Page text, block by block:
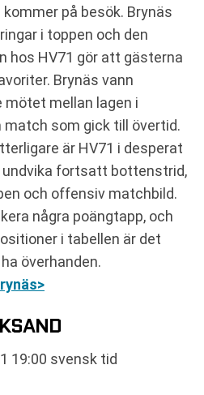
på besök. Brynäs
i toppen och den
hos HV71 gör att gästerna
Brynäs vann
mellan lagen i
som gick till övertid.
är HV71 i desperat
undvika fortsatt bottenstrid,
och offensiv matchbild.
några poängtapp, och
i tabellen är det
överhanden.
19:00 svensk tid